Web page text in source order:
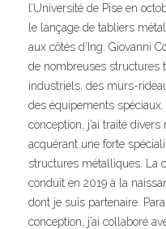
l’Université de Pise en
le lançage de tabliers
aux côtés d’Ing. Giovanni
de nombreuses structures
industriels, des murs-
des équipements
conception, j’ai traité
acquérant une forte
structures métalliques. La
conduit en 2019 à la
dont je suis partenaire.
conception, j’ai collaboré